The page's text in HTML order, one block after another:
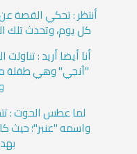
أنتظر : تحكي القصة
كل يوم، وتحدث تلك
أنا أيضا أريد :
"آنجي" وهي طفلة
لما عطس الحوت :
واسمه "عنبر"؛ حيث